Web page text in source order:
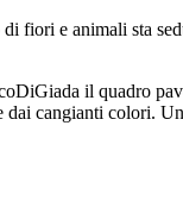
fiori e animali sta
il quadro
cangianti colori.